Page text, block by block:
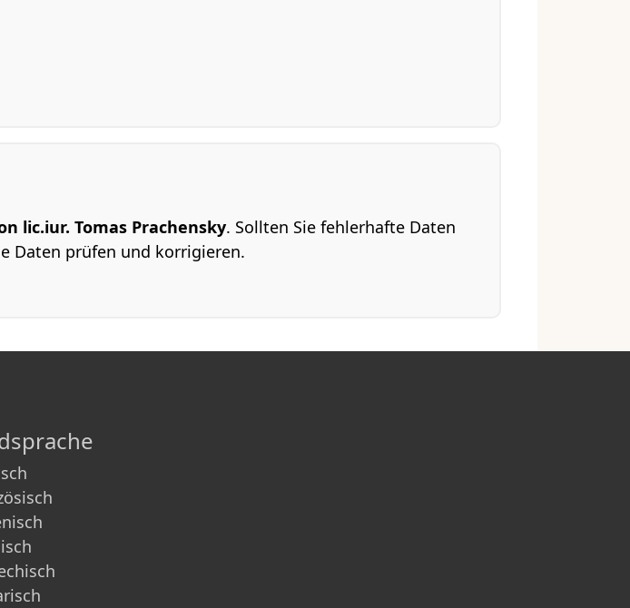
lic.iur. Tomas Prachensky. Sollten Sie fehlerhafte Daten
Daten prüfen und korrigieren.